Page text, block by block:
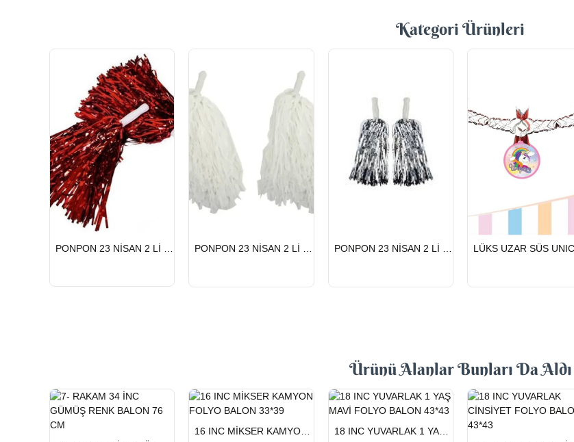
Kategori Ürünleri
GÖNDERİ
GÖNDERİ
GÖNDERİ
GÖNDERİ
Ürünü Alanlar Bunları Da Aldı
GÖNDERİ
GÖNDERİ
18 INC YUVARLAK 1 YAŞ MAVİ FOLYO BALON 43*43